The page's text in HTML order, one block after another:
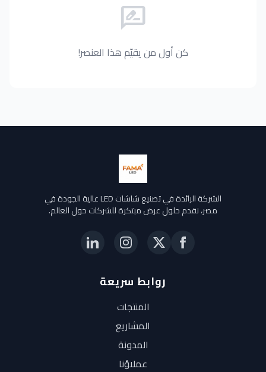
rate_review
كن أول من يقيّم هذا العنصر!
الشركة الرائدة في تصنيع شاشات LED عالية الجودة في
مصر، نقدم حلول عرض مبتكرة للشركات حول العالم.
روابط سريعة
المنتجات
المشاريع
المدونة
عملاؤنا